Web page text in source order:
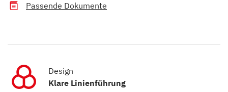
Passende Dokumente
Design
Klare Linienführung